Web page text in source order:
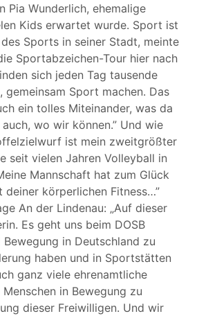
Pia Wunderlich, ehemalige
Kids erwartet wurde. Sport ist
Sports in seiner Stadt, meinte
Sportabzeichen-Tour hier nach
sich jeden Tag tausende
Sport machen. Das
ein tolles Miteinander, was da
wo wir können.” Und wie
ist mein zweitgrößter
seit vielen Jahren Volleyball in
Mannschaft hat zum Glück
körperlichen Fitness…”
An der Lindenau: „Auf dieser
Es geht uns beim DOSB
in Deutschland zu
haben und in Sportstätten
ganz viele ehrenamtliche
in Bewegung zu
dieser Freiwilligen. Und wir